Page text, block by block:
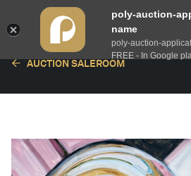
AUCTION SALEROOM
poly-auction-
name
poly-auction-
FREE - In Google